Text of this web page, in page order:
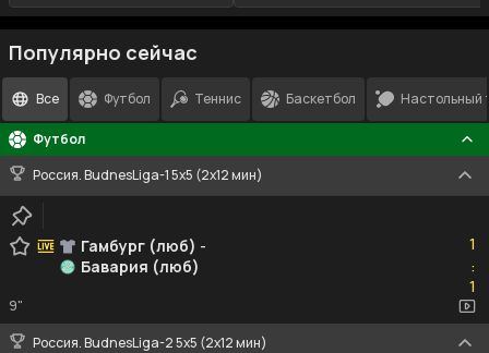
Популярно сейчас
Все Футбол Теннис Баскетбол Настольный
Футбол
Россия. BudnesLiga-1 5x5 (2x12 мин)
Гамбург (люб) -
Бавария (люб)
1
:1
1
9"
Россия. BudnesLiga-2 5x5 (2x12 мин)